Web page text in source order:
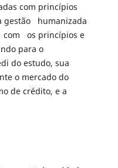
com princípios
gestão humanizada
os princípios e
para o
do estudo, sua
o mercado do
de crédito, e a